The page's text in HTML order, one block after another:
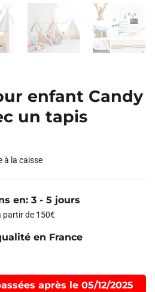
enfant Candy
un tapis
Le
actuel
est :
à la caisse
en: 3 - 5 jours
partir de 150€
en France
après le 05/12/2025